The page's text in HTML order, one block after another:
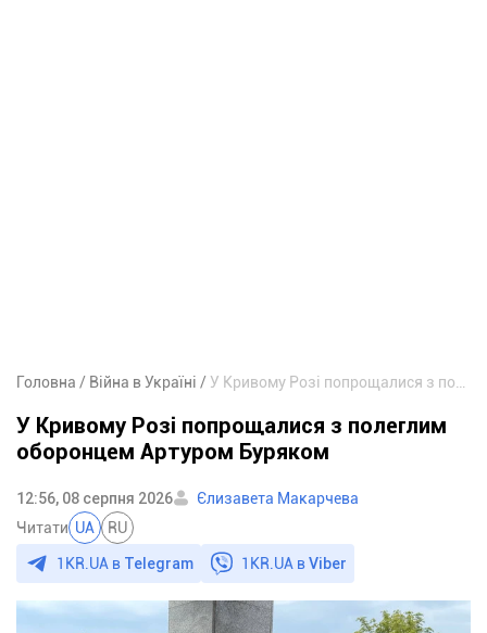
Головна Війна в Україні
У Кривому Розі попрощалися з полеглим
оборонцем Артуром Буряком
12:56, 08 серпня 2026
Єлизавета Макарчева
Читати UA RU
1KR.UA в Telegram 1KR.UA вViber